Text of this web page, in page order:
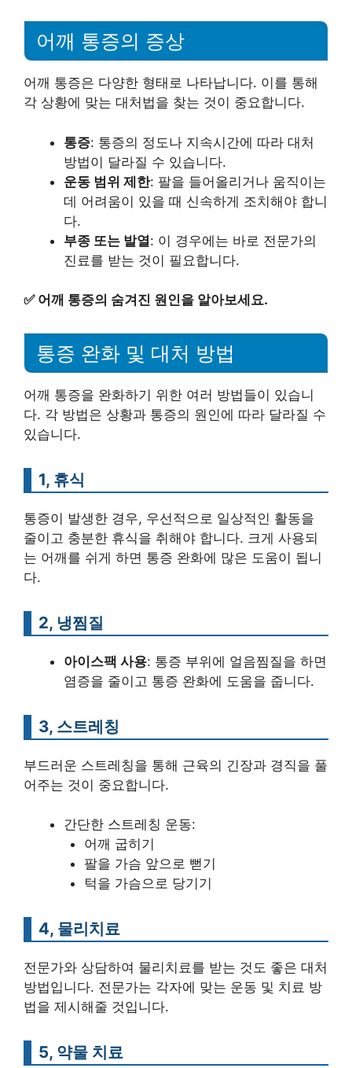
어깨 통증의 증상
어깨 통증은 다양한 형태로 나타납니다. 이를 통해
각 상황에 맞는 대처법을 찾는 것이 중요합니다.
통증: 통증의 정도나 지속시간에 따라 대처
방법이 달라질 수 있습니다.
운동 범위 제한: 팔을 들어올리거나 움직이는
데 어려움이 있을 때 신속하게 조치해야 합니
다.
부종 또는 발열: 이 경우에는 바로 전문가의
진료를 받는 것이 필요합니다.
✅ 어깨 통증의 숨겨진 원인을 알아보세요.
통증 완화 및 대처 방법
어깨 통증을 완화하기 위한 여러 방법들이 있습니
다. 각 방법은 상황과 통증의 원인에 따라 달라질 수
있습니다.
1, 휴식
통증이 발생한 경우, 우선적으로 일상적인 활동을
줄이고 충분한 휴식을 취해야 합니다. 크게 사용되
는 어깨를 쉬게 하면 통증 완화에 많은 도움이 됩니
다.
2, 냉찜질
아이스팩 사용: 통증 부위에 얼음찜질을 하면
염증을 줄이고 통증 완화에 도움을 줍니다.
3, 스트레칭
부드러운 스트레칭을 통해 근육의 긴장과 경직을 풀
어주는 것이 중요합니다.
간단한 스트레칭 운동:
어깨 굽히기
팔을 가슴 앞으로 뻗기
턱을 가슴으로 당기기
4, 물리치료
전문가와 상담하여 물리치료를 받는 것도 좋은 대처
방법입니다. 전문가는 각자에 맞는 운동 및 치료 방
법을 제시해줄 것입니다.
5, 약물 치료